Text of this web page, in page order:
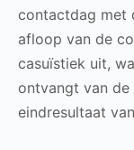
contactdag met
afloop van de
casuïstiek uit,
ontvangt van de
eindresultaat